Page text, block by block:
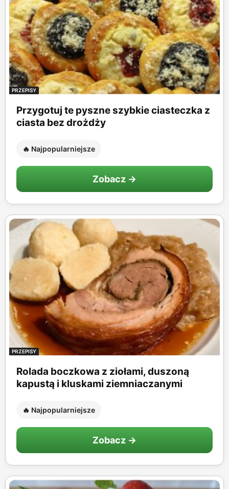
PRZEPISY
Przygotuj te pyszne szybkie ciasteczka z
ciasta bez drożdży
🔥 Najpopularniejsze
Zobacz →
PRZEPISY
Rolada boczkowa z ziołami, duszoną
kapustą i kluskami ziemniaczanymi
🔥 Najpopularniejsze
Zobacz →